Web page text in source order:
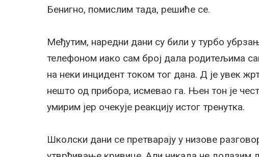
Бенигно, помислим тада, решиће се.
Међутим, наредни дани су били у турбо
телефоном иако сам број дала родитељима
на неки инцидент током тог дана. Д је увек
нешто од прибора, исмевао га. Њен тон је
умирим јер очекује реакцију истог тренутка.
Школски дани се претварају у низове